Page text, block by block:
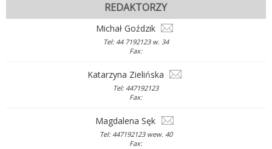
REDAKTORZY
Michał Goździk
Tel: 44 7192123 w. 34
Fax:
Katarzyna Zielińska
Tel: 447192123
Fax:
Magdalena Sęk
Tel: 447192123 wew. 40
Fax: